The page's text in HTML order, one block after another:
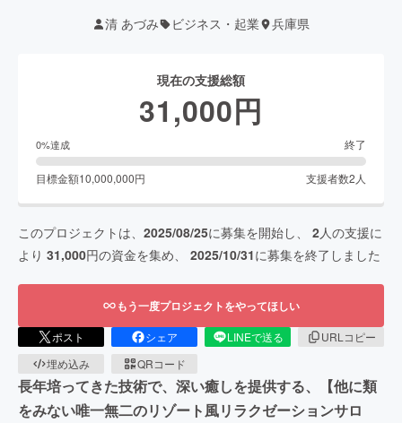
清 あづみ ビジネス・起業 兵庫県
現在の支援総額
31,000円
0%達成 終了
目標金額10,000,000円 支援者数2 人
このプロジェクトは、 2025/08/25に募集を開始し、 2人の支援に
より 31,000円の資金を集め、 2025/10/31に募集を終了しました
もう一度プロジェクトをやってほしい
ポスト シェア LINEで送る
URLコピー
埋め込み
QRコード
長年培ってきた技術で、深い癒しを提供する、【他に類
をみない唯一無二のリゾート風リラクゼーションサロ